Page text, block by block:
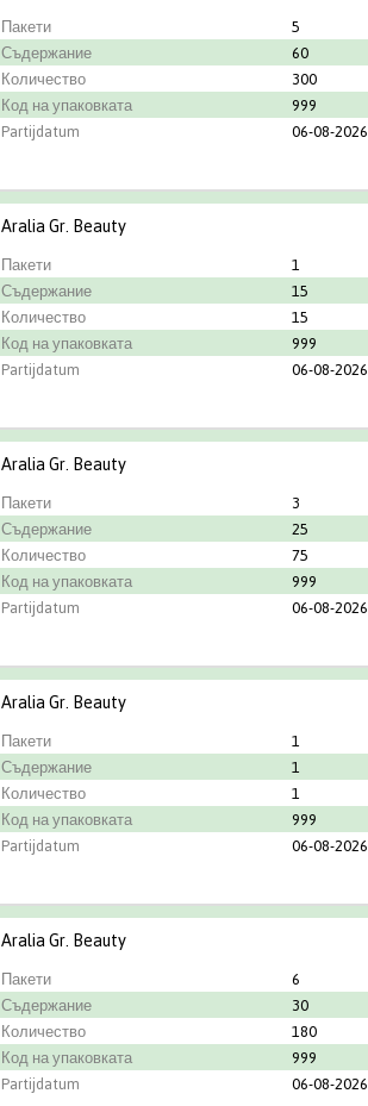
Пакети 5
Съдержание
60
Количество
300
Код на упаковката
999
Partijdatum
06-08-2026
Aralia Gr. Beauty
Пакети 1
Съдержание
15
Количество
15
Код на упаковката
999
Partijdatum
06-08-2026
Aralia Gr. Beauty
Пакети 3
Съдержание
25
Количество
75
Код на упаковката
999
Partijdatum
06-08-2026
Aralia Gr. Beauty
Пакети 1
Съдержание
1
Количество
1
Код на упаковката
999
Partijdatum
06-08-2026
Aralia Gr. Beauty
Пакети 6
Съдержание
30
Количество
180
Код на упаковката
999
Partijdatum
06-08-2026